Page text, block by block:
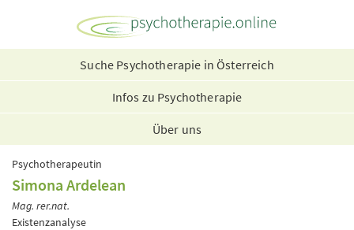
Suche Psychotherapie in Österreich
Infos zu Psychotherapie
Über uns
Psychotherapeutin
Simona Ardelean
Mag. rer.nat.
Existenzanalyse